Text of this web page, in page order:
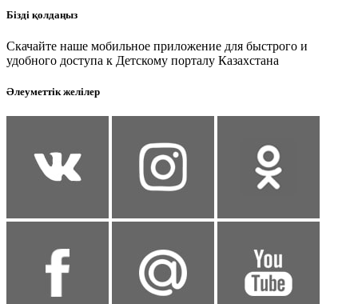
Бізді қолдаңыз
Скачайте наше мобильное приложение для быстрого и
удобного доступа к Детскому порталу Казахстана
Әлеуметтік желілер